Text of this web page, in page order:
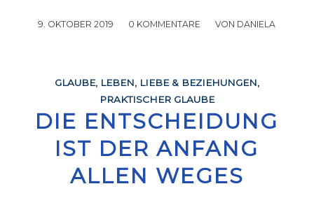
9. OKTOBER 2019
/ 0 KOMMENTARE
/ VON DANIELA
GLAUBE, LEBEN, LIEBE & BEZIEHUNGEN,
PRAKTISCHER GLAUBE
DIE ENTSCHEIDUNG
IST DER ANFANG
ALLEN WEGES